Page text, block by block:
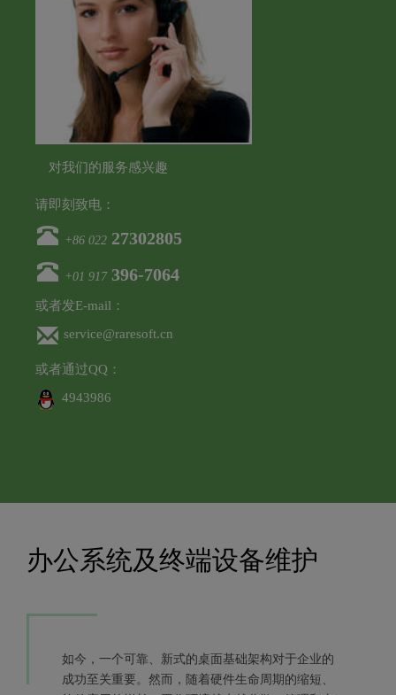
对我们的服务感兴趣
请即刻致电：
+86 022 27302805
+01 917‪396-7064‬
或者发E-mail：
service@raresoft.cn
或者通过QQ：
4943986
办公系统及终端设备维护
如今，一个可靠、新式的桌面基础架构对于企业的
成功至关重要。然而，随着硬件生命周期的缩短、